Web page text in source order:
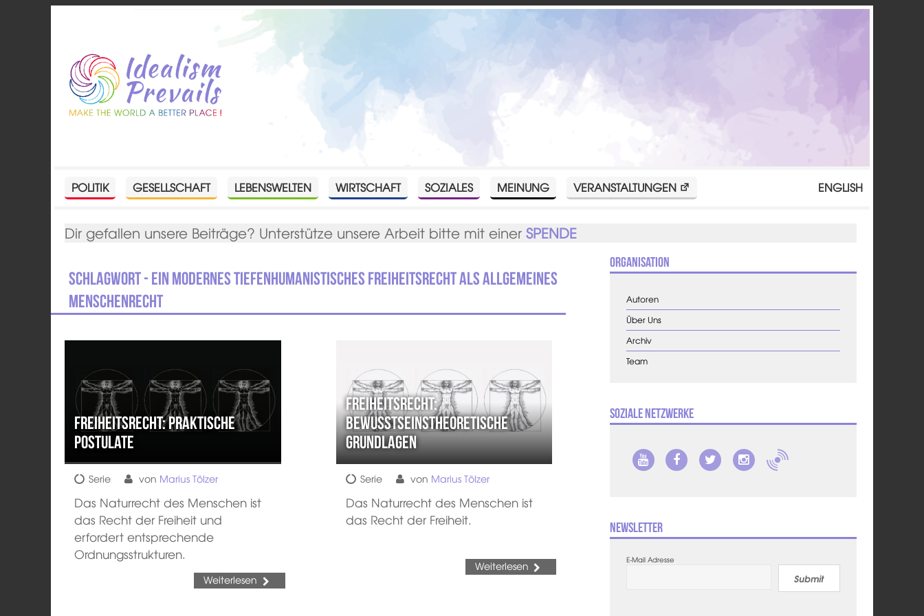
POLITIK GESELLSCHAFT LEBENSWELTEN WIRTSCHAFT SOZIALES MEINUNG VERANSTALTUNGEN ENGLISH
Dir gefallen unsere Beiträge? Unterstütze unsere Arbeit bitte mit einerSPENDE
Schlagwort - Ein modernes tiefenhumanistisches Freiheitsrecht als allgemeines
Menschenrecht
Freiheitsrecht: praktische
Postulate
Serie von Marius Tölzer
Das Naturrecht des Menschen ist
das Recht der Freiheit und
erfordert entsprechende
Ordnungsstrukturen.
Weiterlesen
Freiheitsrecht:
bewusstseinstheoretische
Grundlagen
Serie von Marius Tölzer
Das Naturrecht des Menschen ist
das Recht der Freiheit.
Weiterlesen
Organisation
Autoren
Über Uns
Archiv
Team
Soziale Netzwerke
Newsletter
E-Mail Adresse
Submit